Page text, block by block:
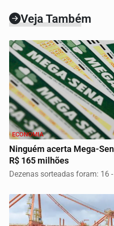
Veja Também
ECONOMIA
Ninguém acerta Mega-
R$ 165 milhões
Dezenas sorteadas foram: 16